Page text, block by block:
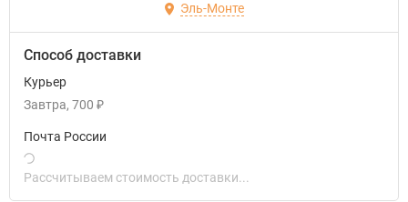
Эль-Монте
Способ доставки
Курьер
Завтра 700 ₽
Почта России
Рассчитываем стоимость доставки...